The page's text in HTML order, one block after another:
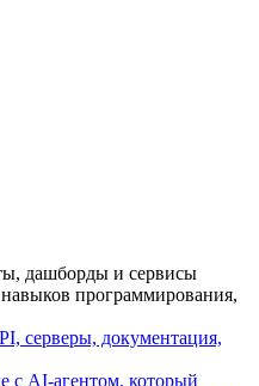
дашборды и сервисы
навыков программирования,
серверы, документация,
с AI-агентом, который